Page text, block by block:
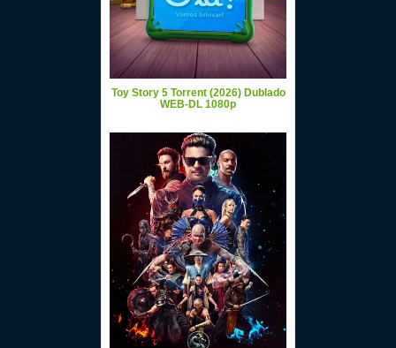
Toy Story 5 Torrent (2026) Dublado
WEB-DL 1080p